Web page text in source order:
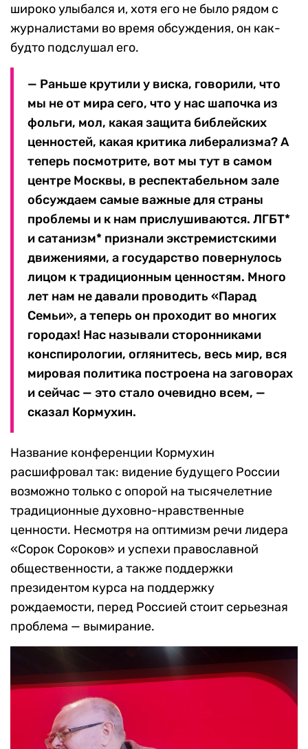
широко улыбался и, хотя его не было рядом с
журналистами во время обсуждения, он как-
будто подслушал его.
— Раньше крутили у виска, говорили, что
мы не от мира сего, что у нас шапочка из
фольги, мол, какая защита библейских
ценностей, какая критика либерализма? А
теперь посмотрите, вот мы тут в самом
центре Москвы, в респектабельном зале
обсуждаем самые важные для страны
проблемы и к нам прислушиваются. ЛГБТ*
и сатанизм* признали экстремистскими
движениями, а государство повернулось
лицом к традиционным ценностям. Много
лет нам не давали проводить «Парад
Семьи», а теперь он проходит во многих
городах! Нас называли сторонниками
конспирологии, оглянитесь, весь мир, вся
мировая политика построена на заговорах
и сейчас — это стало очевидно всем, —
сказал Кормухин.
Название конференции Кормухин
расшифровал так: видение будущего России
возможно только с опорой на тысячелетние
традиционные духовно-нравственные
ценности. Несмотря на оптимизм речи лидера
«Сорок Сороков» и успехи православной
общественности, а также поддержки
президентом курса на поддержку
рождаемости, перед Россией стоит серьезная
проблема — вымирание.